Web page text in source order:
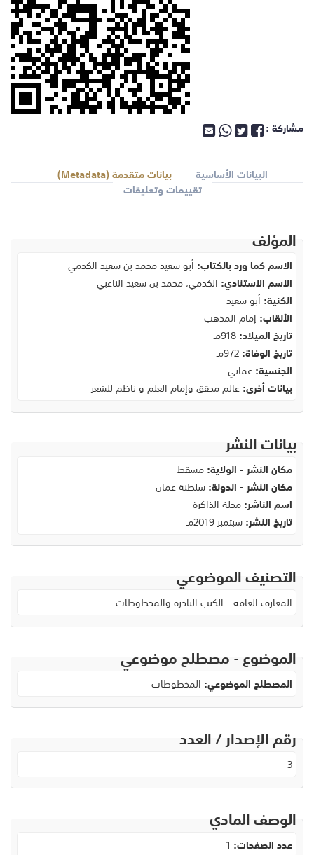
مشاركة :
البيانات الأساسية
بيانات متقدمة (Metadata)
تقييمات وتعليقات
المؤلف
الاسم كما ورد بالكتاب: أبو سعيد محمد بن سعيد الكدمي
الاسم الاستنادي: الكدمي، محمد بن سعيد الناعبي
الكنية: أبو سعيد
الألقاب: إمام المذهب
تاريخ الميلاد:918مـ
تاريخ الوفاة:972مـ
الجنسية:عماني
بيانات أخرى:عالم محقق وإمام العلم و ناظم للشعر
بيانات النشر
مكان النشر - الولاية:مسقط
مكان النشر - الدولة:سلطنة عمان
اسم الناشر:مجلة الذاكرة
تاريخ النشر:سبتمبر 2019مـ
التصنيف الموضوعي
المعارف العامة - الكتب النادرة والمخطوطات
الموضوع - مصطلح موضوعي
المصطلح الموضوعي: المخطوطات
رقم الإصدار / العدد
3
الوصف المادي
عدد الصفحات: 1